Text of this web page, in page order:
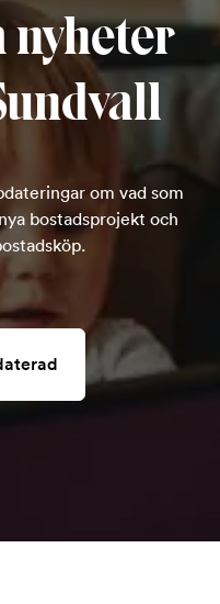
nyheter
om vad som
bostadsprojekt och